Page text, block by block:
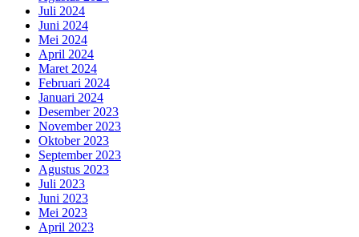
Juli 2024
Juni 2024
Mei 2024
April 2024
Maret 2024
Februari 2024
Januari 2024
Desember 2023
November 2023
Oktober 2023
September 2023
Agustus 2023
Juli 2023
Juni 2023
Mei 2023
April 2023